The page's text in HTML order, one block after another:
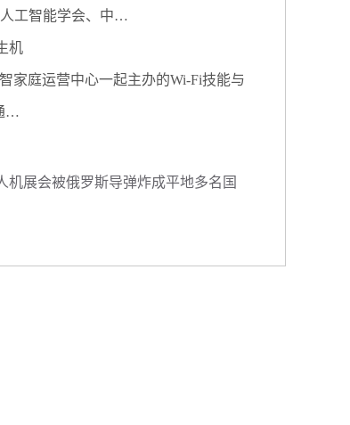
工智能学会、中…
机
庭运营中心一起主办的Wi-Fi技能与
…
机展会被俄罗斯导弹炸成平地多名国